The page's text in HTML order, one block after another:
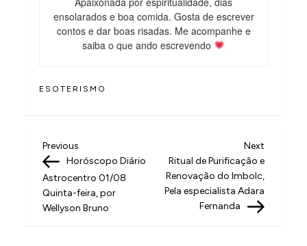
ensolarados e boa comida. Gosta de escrever
contos e dar boas risadas. Me acompanhe e
saiba o que ando escrevendo
ESOTERISMO
N
a
v
e
Previous
Post
Previous
Horóscopo Diário
Astrocentro 01/08
Quinta-feira, por
Wellyson Bruno
Next
Post
Next
Ritual de Purificação e
Renovação do Imbolc,
Pela especialista Adara
Fernanda